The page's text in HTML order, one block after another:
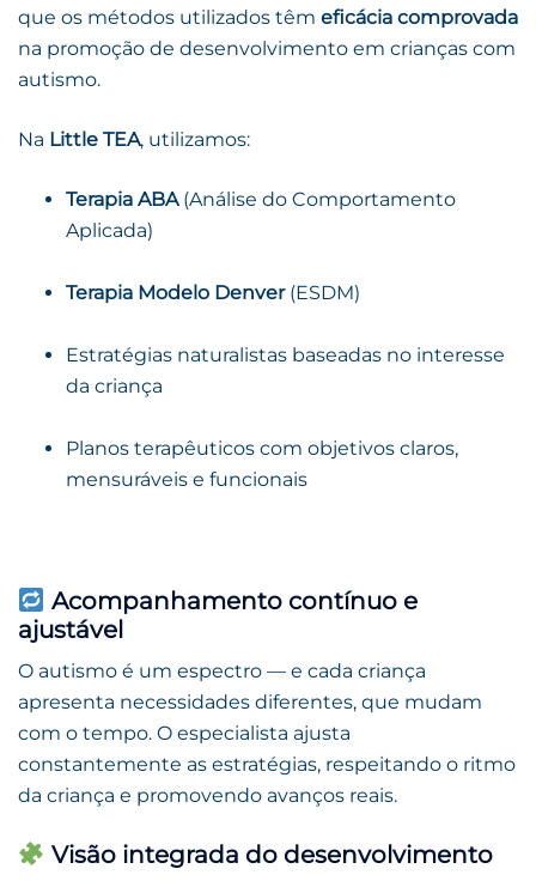
que os métodos utilizados têm eficácia comprovada
na promoção de desenvolvimento em crianças com
autismo.
Na Little TEA, utilizamos:
Terapia ABA(Análise do Comportamento
Aplicada)
Terapia Modelo Denver(ESDM)
Estratégias naturalistas baseadas no interesse
da criança
Planos terapêuticos com objetivos claros,
mensuráveis e funcionais
Acompanhamento contínuo e
ajustável
O autismo é um espectro — e cada criança
apresenta necessidades diferentes, que mudam
com o tempo. O especialista ajusta
constantemente as estratégias, respeitando o ritmo
da criança e promovendo avanços reais.
Visão integrada do desenvolvimento